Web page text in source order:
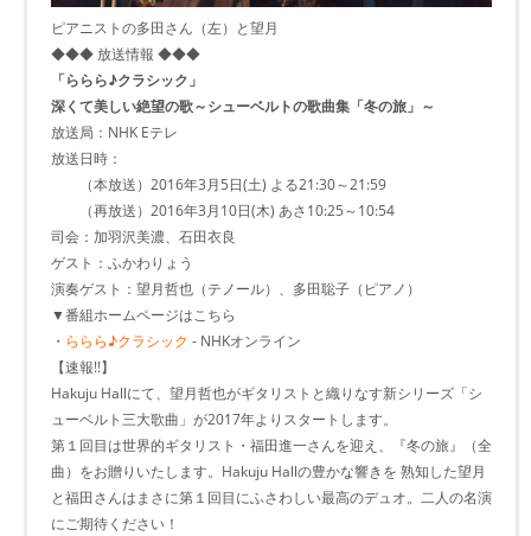
ピアニストの多田さん（左）と望月
◆◆◆ 放送情報 ◆◆◆
「ららら♪クラシック」
深くて美しい絶望の歌～シューベルトの歌曲集「冬の旅」～
放送局：NHK Eテレ
放送日時：
（本放送）2016年3月5日(土) よる21:30～21:59
（再放送）2016年3月10日(木) あさ10:25～10:54
司会：加羽沢美濃、石田衣良
ゲスト：ふかわりょう
演奏ゲスト：望月哲也（テノール）、多田聡子（ピアノ）
▼番組ホームページはこちら
・ ららら♪クラシック - NHKオンライン
【速報!!】
Hakuju Hallにて、望月哲也がギタリストと織りなす新シリーズ「シ
ューベルト三大歌曲」が2017年よりスタートします。
第１回目は世界的ギタリスト・福田進一さんを迎え、『冬の旅』（全
曲）をお贈りいたします。Hakuju Hallの豊かな響きを 熟知した望月
と福田さんはまさに第１回目にふさわしい最高のデュオ。二人の名演
にご期待ください！